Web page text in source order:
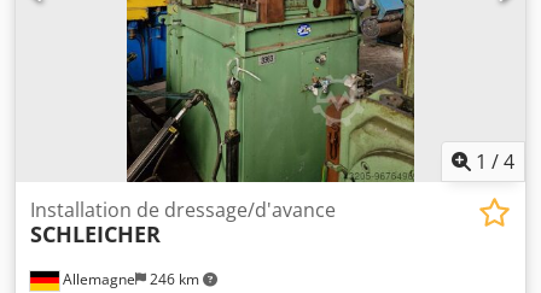
1 /4
Allemagne 246 km
Installation de dressage/d'avance
SCHLEICHER